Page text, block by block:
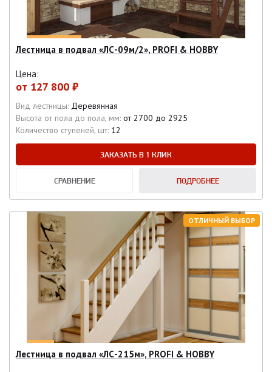
Лестница в подвал «ЛС-09м/2», PROFI & HOBBY
Цена:
от 127 800 ₽
Вид лестницы: Деревянная
Высота от пола до пола, мм: от 2700 до 2925
Количество ступеней, шт: 12
ЗАКАЗАТЬ В 1 КЛИК
СРАВНЕНИЕ ПОДРОБНЕЕ
ОТЛИЧНЫЙ ВЫБОР
Лестница в подвал «ЛС-215м», PROFI & HOBBY